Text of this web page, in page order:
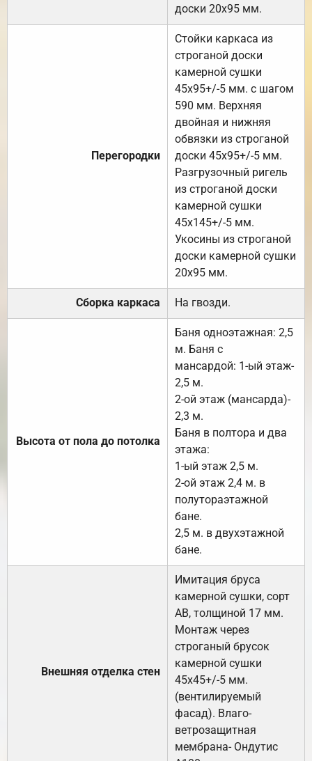
доски 20х95 мм.
Перегородки
Стойки каркаса из
строганой доски
камерной сушки
45х95+/-5 мм. с шагом
590 мм. Верхняя
двойная и нижняя
обвязки из строганой
доски 45х95+/-5 мм.
Разгрузочный ригель
из строганой доски
камерной сушки
45х145+/-5 мм.
Укосины из строганой
доски камерной сушки
20х95 мм.
Сборка каркаса На гвозди.
Высота от пола до потолка
Баня одноэтажная: 2,5
м. Баня с
мансардой: 1-ый этаж-
2,5 м.
2-ой этаж (мансарда)-
2,3 м.
Баня в полтора и два
этажа:
1-ый этаж 2,5 м.
2-ой этаж 2,4 м. в
полутораэтажной
бане.
2,5 м. в двухэтажной
бане.
Внешняя отделка стен
Имитация бруса
камерной сушки, сорт
АВ, толщиной 17 мм.
Монтаж через
строганый брусок
камерной сушки
45х45+/-5 мм.
(вентилируемый
фасад). Влаго-
ветрозащитная
мембрана- Ондутис